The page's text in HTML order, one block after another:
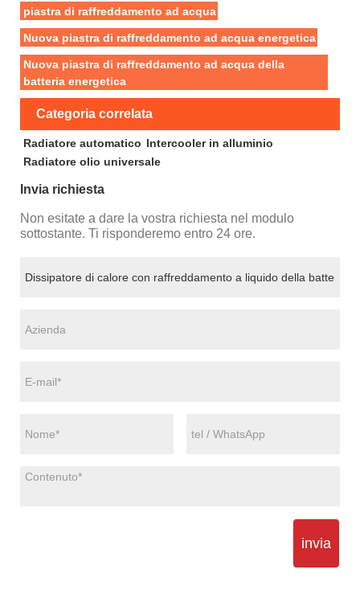
piastra di raffreddamento ad acqua
Nuova piastra di raffreddamento ad acqua energetica
Nuova piastra di raffreddamento ad acqua della
batteria energetica
Categoria correlata
Radiatore automatico Intercooler in alluminio
Radiatore olio universale
Invia richiesta
Non esitate a dare la vostra richiesta nel modulo
sottostante. Ti risponderemo entro 24 ore.
invia